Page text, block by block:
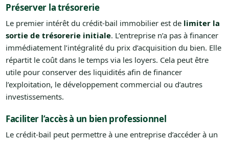
Préserver la trésorerie
Le premier intérêt du crédit-bail immobilier est de limiter la
sortie de trésorerie initiale. L’entreprise n’a pas à financer
immédiatement l’intégralité du prix d’acquisition du bien. Elle
répartit le coût dans le temps via les loyers. Cela peut être
utile pour conserver des liquidités afin de financer
l’exploitation, le développement commercial ou d’autres
investissements.
Faciliter l’accès à un bien professionnel
Le crédit-bail peut permettre à une entreprise d’accéder à un